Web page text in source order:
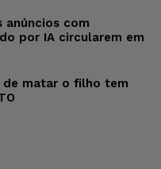
anúncios com
por IA circularem em
de matar o filho tem